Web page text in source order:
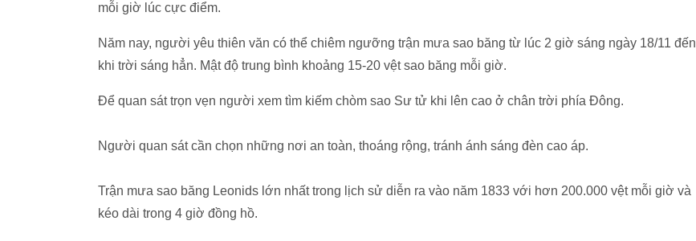
mỗi giờ lúc cực điểm.
Năm nay, người yêu thiên văn có thể chiêm ngưỡng trận mưa sao băng từ lúc 2 giờ sáng ngày 18/11 đến
khi trời sáng hẳn. Mật độ trung bình khoảng 15-20 vệt sao băng mỗi giờ.
Để quan sát trọn vẹn người xem tìm kiếm chòm sao Sư tử khi lên cao ở chân trời phía Đông.
Người quan sát cần chọn những nơi an toàn, thoáng rộng, tránh ánh sáng đèn cao áp.
Trận mưa sao băng Leonids lớn nhất trong lịch sử diễn ra vào năm 1833 với hơn 200.000 vệt mỗi giờ và
kéo dài trong 4 giờ đồng hồ.